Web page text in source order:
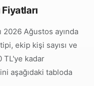
2026 Ağustos ayında
ekip kişi sayısı ve
TL'ye kadar
aşağıdaki tabloda